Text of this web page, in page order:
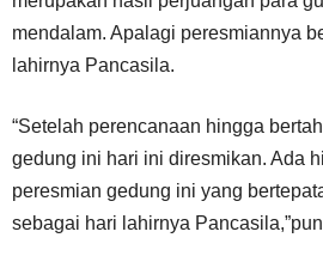
mendalam. Apalagi peresmiannya
lahirnya Pancasila.
“Setelah perencanaan hingga
gedung ini hari ini diresmikan. Ada
peresmian gedung ini yang
sebagai hari lahirnya